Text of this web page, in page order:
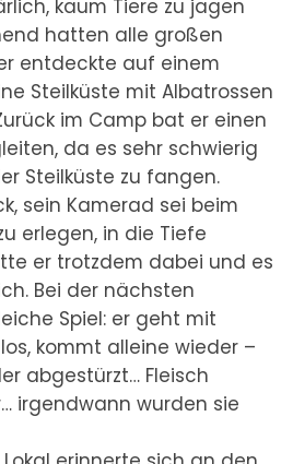
kaum Tiere zu jagen
hatten alle großen
entdeckte auf einem
Steilküste mit Albatrossen
im Camp bat er einen
da es sehr schwierig
Steilküste zu fangen.
sein Kamerad sei beim
erlegen, in die Tiefe
er trotzdem dabei und es
Bei der nächsten
Spiel: er geht mit
kommt alleine wieder –
abgestürzt… Fleisch
irgendwann wurden sie